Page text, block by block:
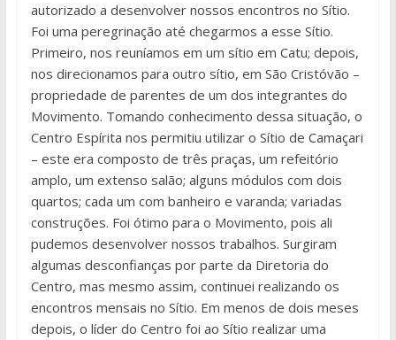
autorizado a desenvolver nossos encontros no Sítio.
Foi uma peregrinação até chegarmos a esse Sítio.
Primeiro, nos reuníamos em um sítio em Catu; depois,
nos direcionamos para outro sítio, em São Cristóvão –
propriedade de parentes de um dos integrantes do
Movimento. Tomando conhecimento dessa situação, o
Centro Espírita nos permitiu utilizar o Sítio de Camaçari
– este era composto de três praças, um refeitório
amplo, um extenso salão; alguns módulos com dois
quartos; cada um com banheiro e varanda; variadas
construções. Foi ótimo para o Movimento, pois ali
pudemos desenvolver nossos trabalhos. Surgiram
algumas desconfianças por parte da Diretoria do
Centro, mas mesmo assim, continuei realizando os
encontros mensais no Sítio. Em menos de dois meses
depois, o líder do Centro foi ao Sítio realizar uma